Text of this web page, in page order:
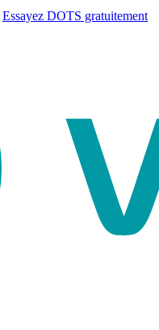
Essayez DOTS gratuitement